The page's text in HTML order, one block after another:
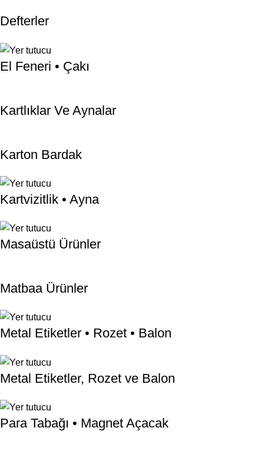
Defterler
El Feneri • Çakı
Kartlıklar Ve Aynalar
Karton Bardak
Kartvizitlik • Ayna
Masaüstü Ürünler
Matbaa Ürünler
Metal Etiketler • Rozet • Balon
Metal Etiketler, Rozet ve Balon
Para Tabağı • Magnet Açacak